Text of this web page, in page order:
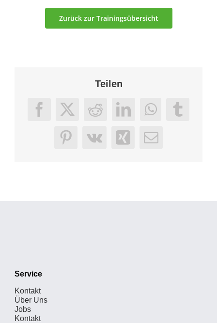
Zurück zur Trainingsübersicht
Teilen
Facebook
X RedditLinkedInWhatsApp
Pinterest
Vk XingE-
Service
Kontakt
Über Uns
Jobs
Kontakt